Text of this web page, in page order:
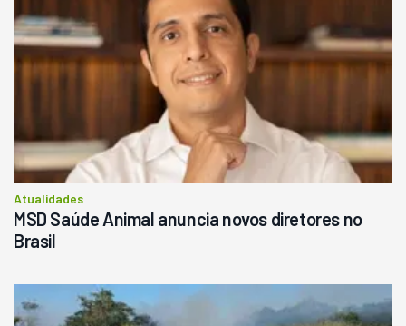
Atualidades
MSD Saúde Animal anuncia novos diretores no
Brasil